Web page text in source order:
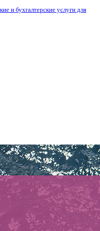
и бухгалтерские услуги для